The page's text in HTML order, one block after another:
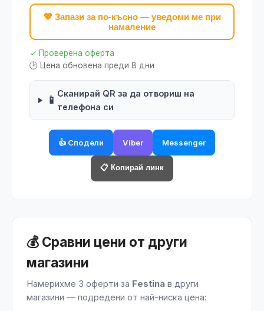
💖 Запази за по-късно — уведоми ме при
намаление
✓ Проверена оферта
🕑 Цена обновена преди 8 дни
📱
Сканирай QR за да отвориш на
телефона си
👍 Сподели Viber Messenger
📋 Копирай линк
💰 Сравни цени от други
магазини
Намерихме 3 оферти за Festina в други
магазини — подредени от най-ниска цена: